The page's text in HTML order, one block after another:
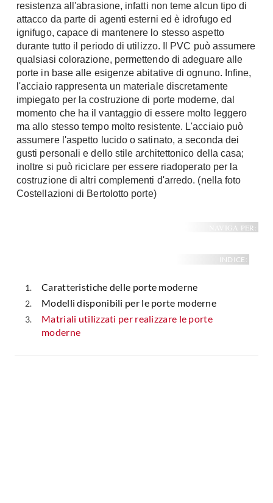
resistenza all'abrasione, infatti non teme alcun tipo di
attacco da parte di agenti esterni ed è idrofugo ed
ignifugo, capace di mantenere lo stesso aspetto
durante tutto il periodo di utilizzo. Il PVC può assumere
qualsiasi colorazione, permettendo di adeguare alle
porte in base alle esigenze abitative di ognuno. Infine,
l'acciaio rappresenta un materiale discretamente
impiegato per la costruzione di porte moderne, dal
momento che ha il vantaggio di essere molto leggero
ma allo stesso tempo molto resistente. L'acciaio può
assumere l'aspetto lucido o satinato, a seconda dei
gusti personali e dello stile architettonico della casa;
inoltre si può riciclare per essere riadoperato per la
costruzione di altri complementi d'arredo. (nella foto
Costellazioni di Bertolotto porte)
NAVIGA PER:
INDICE:
Caratteristiche delle porte moderne
Modelli disponibili per le porte moderne
Matriali utilizzati per realizzare le porte
moderne